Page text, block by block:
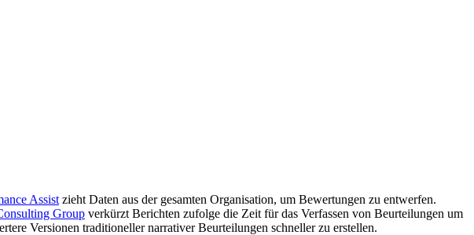
Assist zieht Daten aus der gesamten Organisation, um Bewertungen zu entwerfen.
Group verkürzt Berichten zufolge die Zeit für das Verfassen von Beurteilungen um
Versionen traditioneller narrativer Beurteilungen schneller zu erstellen.